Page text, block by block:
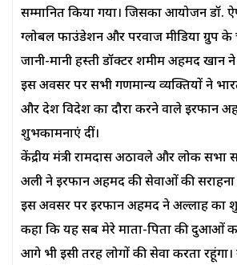
सम्मानित किया गया। जिसका आयोजन डॉ.
ग्लोबल फाउंडेशन और परवाज मीडिया ग्रुप
जानी-मानी हस्ती डॉक्टर शमीम अहमद खान ने
इस अवसर पर सभी गणमान्य व्यक्तियों ने
और देश विदेश का दौरा करने वाले इरफान
शुभकामनाएं दीं।
केंद्रीय मंत्री रामदास अठावले और लोक सभा
अली ने इरफान अहमद की सेवाओं की सराहना
इस अवसर पर इरफान अहमद ने अल्लाह का
कहा कि यह सब मेरे माता-पिता की दुआओं
आगे भी इसी तरह लोगों की सेवा करता